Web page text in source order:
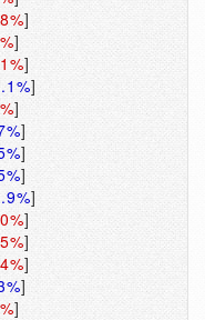
]
]
]
]
]
]
]
]
]
]
]
]
]
]